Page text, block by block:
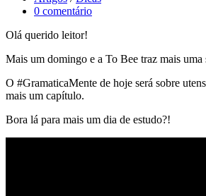
0 comentário
Olá querido leitor!
Mais um domingo e a To Bee traz mais
O #GramaticaMente de hoje será sobre
mais um capítulo.
Bora lá para mais um dia de estudo?!